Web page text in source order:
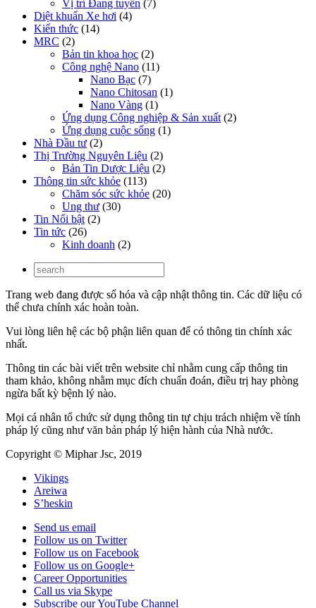
Vị trí Đang tuyển (7)
Diệt khuẩn Xe hơi (4)
Kiến thức (14)
MRC (2)
Bản tin khoa học (2)
Công nghệ Nano (11)
Nano Bạc (7)
Nano Chitosan (1)
Nano Vàng (1)
Ứng dụng Công nghiệp & Sản xuất(2)
Ứng dụng cuộc sống (1)
Nhà Đầu tư (2)
Thị Trường Nguyên Liệu (2)
Bản Tin Dược Liệu (2)
Thông tin sức khỏe (113)
Chăm sóc sức khỏe (20)
Ung thư (30)
Tin Nổi bật(2)
Tin tức (26)
Kinh doanh (2)
Trang web đang được số hóa và cập nhật thông tin. Các dữ liệu có
thể chưa chính xác hoàn toàn.
Vui lòng liên hệ các bộ phận liên quan để có thông tin chính xác
nhất.
Thông tin các bài viết trên website chỉ nhằm cung cấp thông tin
tham khảo, không nhằm mục đích chuẩn đoán, điều trị hay phòng
ngừa bất kỳ bệnh lý nào.
Mọi cá nhân tổ chức sử dụng thông tin tự chịu trách nhiệm về tính
pháp lý cũng như văn bản pháp lý hiện hành của Nhà nước.
Copyright © Miphar Jsc, 2019
Vikings
Areiwa
S’heskin
Send us email
Follow us on Twitter
Follow us on Facebook
Follow us on Google+
Career Opportunities
Call us via Skype
Subscribe our YouTube Channel